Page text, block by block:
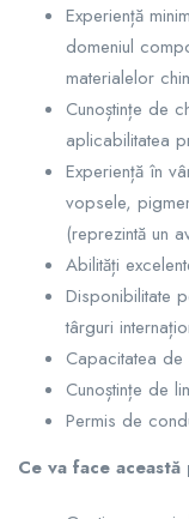
Experiență
domeniul
materialelor
Cunoștințe de
aplicabilitatea
Experiență în
vopsele,
(reprezintă un
Abilități
Disponibilitate
târguri
Capacitatea
Cunoștințe de
Permis de
Ce va face